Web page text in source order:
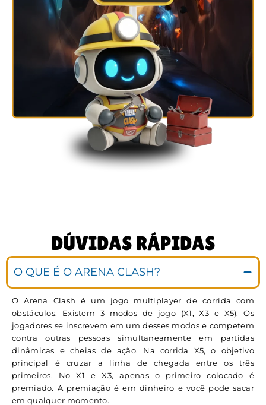
DÚVIDAS RÁPIDAS
O QUE É O ARENA CLASH?
O Arena Clash é um jogo multiplayer de corrida com
obstáculos. Existem 3 modos de jogo (X1, X3 e X5). Os
jogadores se inscrevem em um desses modos e competem
contra outras pessoas simultaneamente em partidas
dinâmicas e cheias de ação. Na corrida X5, o objetivo
principal é cruzar a linha de chegada entre os três
primeiros. No X1 e X3, apenas o primeiro colocado é
premiado. A premiação é em dinheiro e você pode sacar
em qualquer momento.